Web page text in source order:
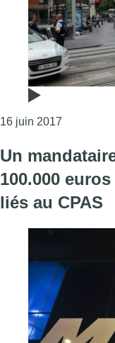
16 juin 2017
Un
100.000
liés au CPAS